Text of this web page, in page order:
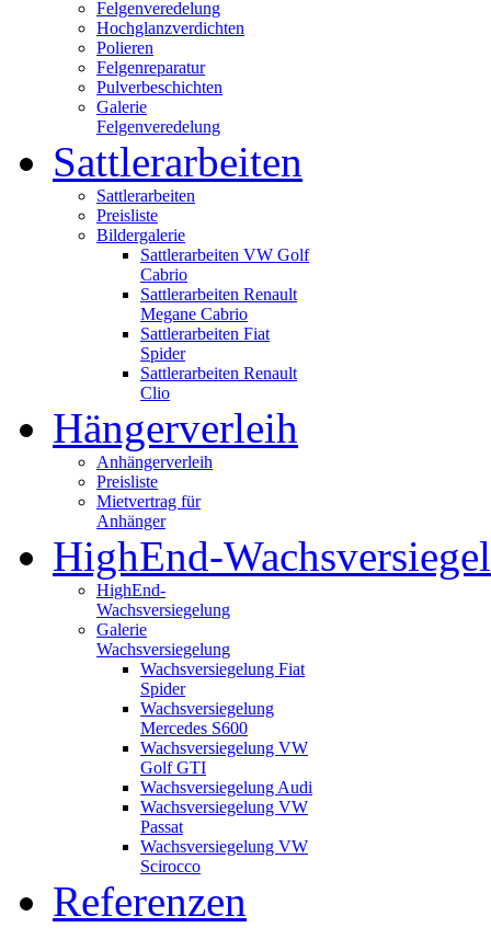
Felgenveredelung
Hochglanzverdichten
Polieren
Felgenreparatur
Pulverbeschichten
Galerie
Felgenveredelung
Sattlerarbeiten
Sattlerarbeiten
Preisliste
Bildergalerie
Sattlerarbeiten VW Golf
Cabrio
Sattlerarbeiten Renault
Megane Cabrio
Sattlerarbeiten Fiat
Spider
Sattlerarbeiten Renault
Clio
Hängerverleih
Anhängerverleih
Preisliste
Mietvertrag für
Anhänger
HighEnd-
HighEnd-
Wachsversiegelung
Galerie
Wachsversiegelung
Wachsversiegelung Fiat
Spider
Wachsversiegelung
Mercedes S600
Wachsversiegelung VW
Golf GTI
Wachsversiegelung Audi
Wachsversiegelung VW
Passat
Wachsversiegelung VW
Scirocco
Referenzen